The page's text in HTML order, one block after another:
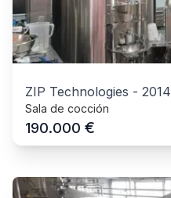
ZIP Technologies - 2014
Sala de cocción
190.000 €